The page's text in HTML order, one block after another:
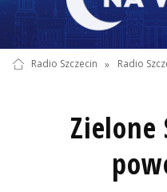
Radio Szczecin » Radio
Zielone